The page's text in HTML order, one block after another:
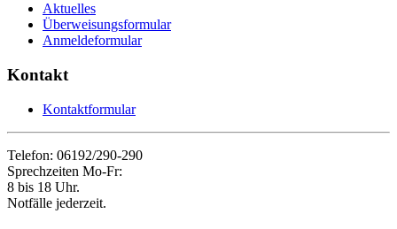
Aktuelles
Überweisungsformular
Anmeldeformular
Kontakt
Kontaktformular
Telefon: 06192/290-290
Sprechzeiten Mo-Fr:
8 bis 18 Uhr.
Notfälle jederzeit.